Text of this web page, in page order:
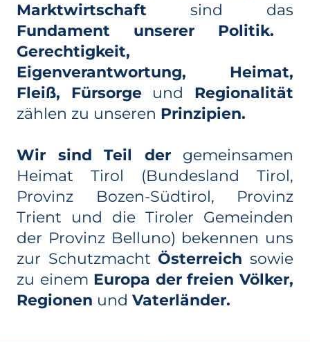
Marktwirtschaft sind das
Fundament unserer Politik.
Gerechtigkeit,
Eigenverantwortung, Heimat,
Fleiß, Fürsorge und Regionalität
zählen zu unseren Prinzipien.
Wir sind Teil der gemeinsamen
Heimat Tirol (Bundesland Tirol,
Provinz Bozen-Südtirol, Provinz
Trient und die Tiroler Gemeinden
der Provinz Belluno) bekennen uns
zur Schutzmacht Österreich sowie
zu einem Europa der freien Völker,
Regionen und Vaterländer.